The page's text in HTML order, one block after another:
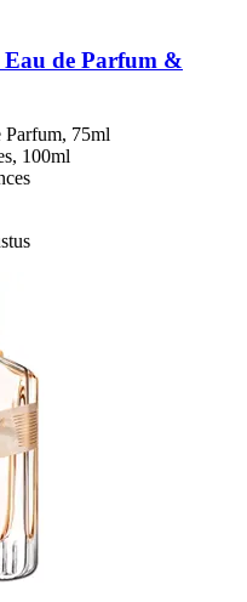
Eau de Parfum &
75ml
100ml